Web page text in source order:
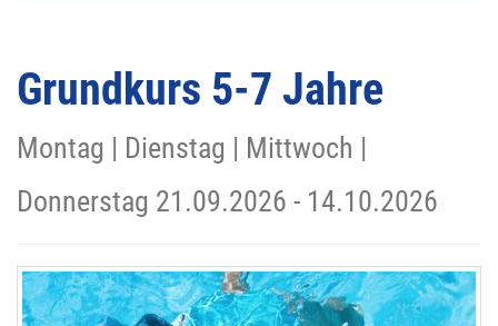
Grundkurs 5-7 Jahre
Montag | Dienstag | Mittwoch |
Donnerstag 21.09.2026 - 14.10.2026